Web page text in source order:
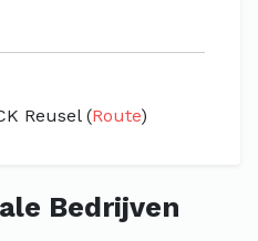
Reusel (Route)
Bedrijven